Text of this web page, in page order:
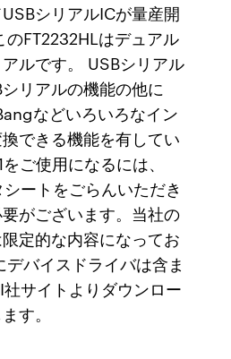
シリアルICが量産開
FT2232HLはデュアル
ルです。 USBシリアル
リアルの機能の他に
などいろいろなイン
できる機能を有してい
ご使用になるには、
ートをごらんいただき
がございます。当社の
定的な内容になってお
バイスドライバは含ま
サイトよりダウンロー
す。